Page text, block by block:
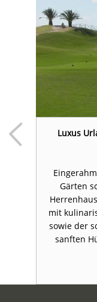
Luxus
Gärten
mit
sowie der
sanften